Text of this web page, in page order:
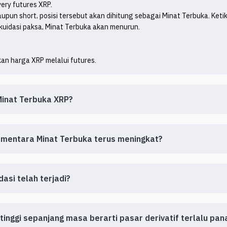
futures XRP.
short, posisi tersebut akan dihitung sebagai Minat Terbuka.
paksa, Minat Terbuka akan menurun.
harga XRP melalui futures.
Terbuka XRP?
Minat Terbuka terus meningkat?
telah terjadi?
sepanjang masa berarti pasar derivatif terlalu